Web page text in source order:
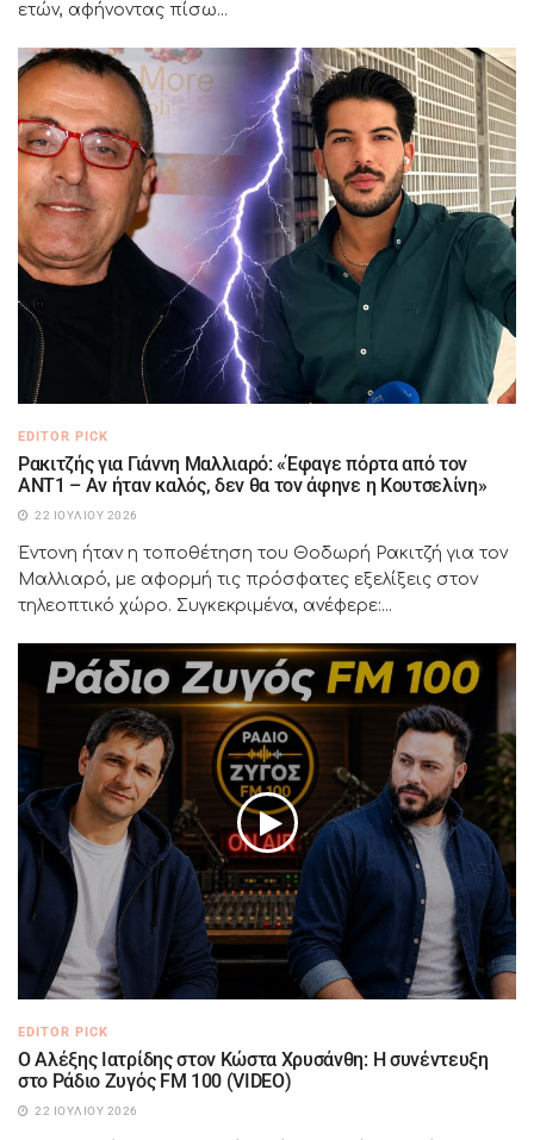
ετών, αφήνοντας πίσω...
EDITOR PICK
Ρακιτζής για Γιάννη Μαλλιαρό: «Έφαγε πόρτα από τον
ΑΝΤ1 – Αν ήταν καλός, δεν θα τον άφηνε η Κουτσελίνη»
22 ΙΟΥΛΊΟΥ 2026
Έντονη ήταν η τοποθέτηση του Θοδωρή Ρακιτζή για τον
Μαλλιαρό, με αφορμή τις πρόσφατες εξελίξεις στον
τηλεοπτικό χώρο. Συγκεκριμένα, ανέφερε:...
EDITOR PICK
Ο Αλέξης Ιατρίδης στον Κώστα Χρυσάνθη: Η συνέντευξη
στο Ράδιο Ζυγός FM 100 (VIDEO)
22 ΙΟΥΛΊΟΥ 2026